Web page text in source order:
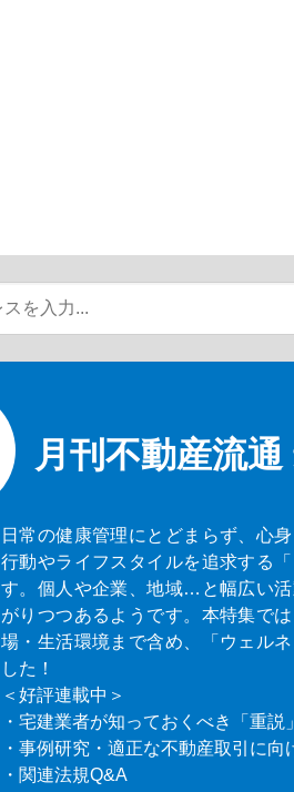
月刊不動産流通
日常の健康管理にとどまらず、心
行動やライフスタイルを追求する
す。個人や企業、地域…と幅広い
がりつつあるようです。本特集で
場・生活環境まで含め、「ウェル
した！
＜好評連載中＞
・宅建業者が知っておくべき「重
・事例研究・適正な不動産取引に向
・関連法規Q&A